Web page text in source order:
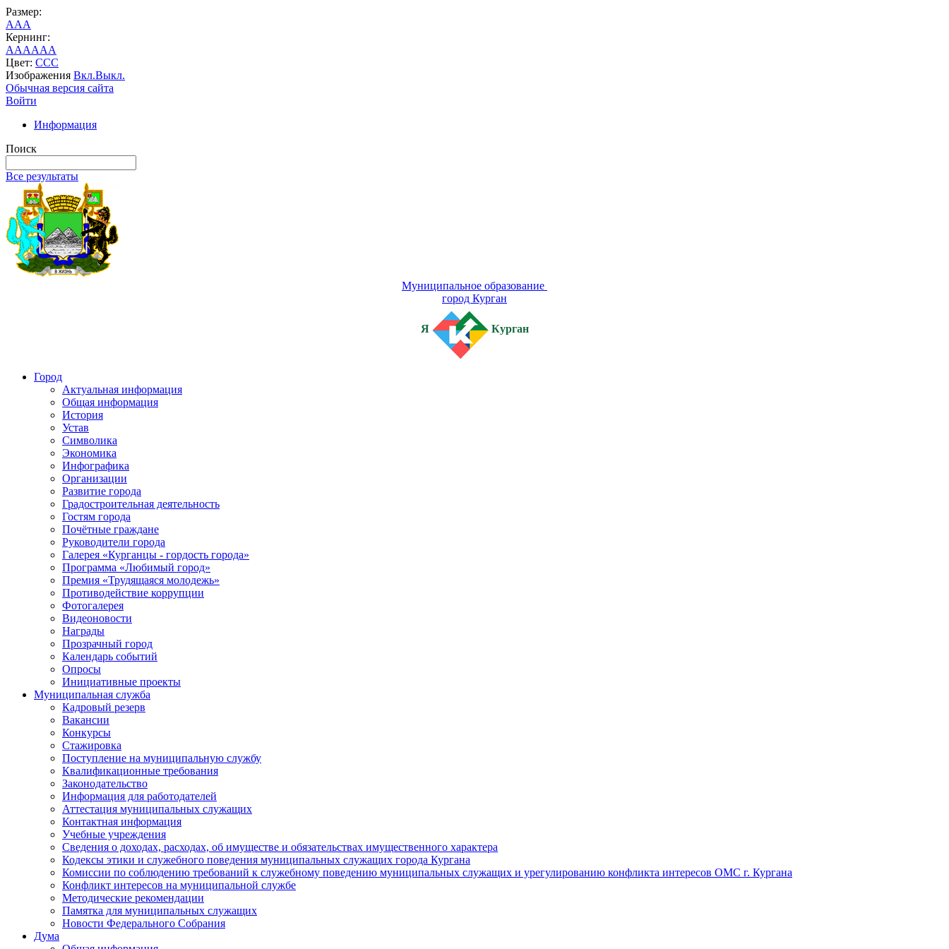
Размер:
AAA
Кернинг:
AAAAAA
Цвет: CCC
Изображения Вкл.Выкл.
Обычная версия сайта
Войти
Информация
Поиск
Все результаты
Муниципальное образование
город Курган
Я Курган
Город
Актуальная информация
Общая информация
История
Устав
Символика
Экономика
Инфографика
Организации
Развитие города
Градостроительная деятельность
Гостям города
Почётные граждане
Руководители города
Галерея «Курганцы - гордость города»
Программа «Любимый город»
Премия «Трудящаяся молодежь»
Противодействие коррупции
Фотогалерея
Видеоновости
Награды
Прозрачный город
Календарь событий
Опросы
Инициативные проекты
Муниципальная служба
Кадровый резерв
Вакансии
Конкурсы
Стажировка
Поступление на муниципальную службу
Квалификационные требования
Законодательство
Информация для работодателей
Аттестация муниципальных служащих
Контактная информация
Учебные учреждения
Сведения о доходах, расходах, об имуществе и обязательствах имущественного характера
Кодексы этики и служебного поведения муниципальных служащих города Кургана
Комиссии по соблюдению требований к служебному поведению муниципальных служащих и урегулированию конфликта интересов ОМС г. Кургана
Конфликт интересов на муниципальной службе
Методические рекомендации
Памятка для муниципальных служащих
Новости Федерального Cобрания
Дума